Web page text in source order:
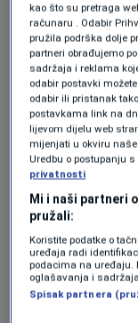
„Ona se nije
kamera da
Radio-televiziji
intervjua rekla
kojoj
prikazati ili
vrijeđati
Aleksandar
pčela, do
odajem
vizira i to, od
kao što su pretraga
računaru . Odabir
pružila podrška dolje
partneri obrađujemo
sadržaja i reklama
odabir postavki
odabir ili pristanak
postavkama link na
lijevom dijelu web
mijenjati u okviru
Uredbu o postupanju
privatnosti
Mi i naši partneri
pružali:
Koristite podatke o
uređaja radi
podacima na uređaju.
oglašavanja i
Spisak partnera